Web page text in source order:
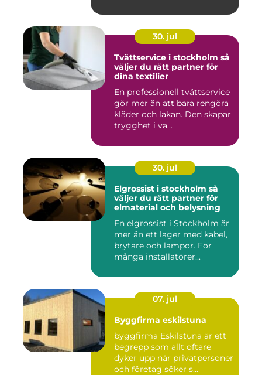
30. jul
Tvättservice i stockholm så
väljer du rätt partner för
dina textilier
En professionell tvättservice
gör mer än att bara rengöra
kläder och lakan. Den skapar
trygghet i va...
30. jul
Elgrossist i stockholm så
väljer du rätt partner för
elmaterial och belysning
En elgrossist i Stockholm är
mer än ett lager med kabel,
brytare och lampor. För
många installatörer...
07. jul
Byggfirma eskilstuna
byggfirma Eskilstuna är ett
begrepp som allt oftare
dyker upp när privatpersoner
och företag söker s...